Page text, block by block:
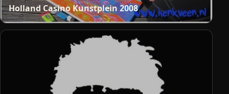
Holland Casino Kunstplein 2008